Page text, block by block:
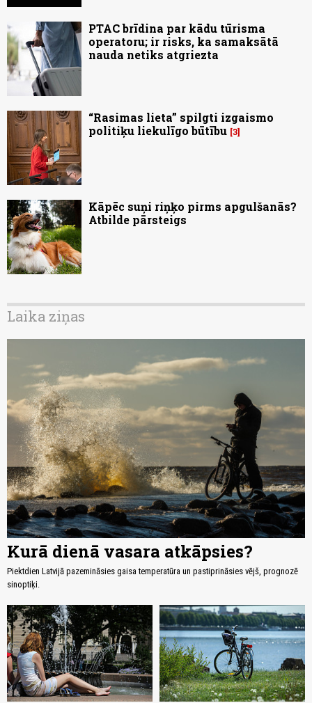
PTAC brīdina par kādu tūrisma
operatoru; ir risks, ka samaksātā
nauda netiks atgriezta
“Rasimas lieta” spilgti izgaismo
politiķu liekulīgo būtību 3
Kāpēc suņi riņķo pirms apgulšanās?
Atbilde pārsteigs
Laika ziņas
Kurā dienā vasara atkāpsies?
Piektdien Latvijā pazemināsies gaisa temperatūra un pastiprināsies vējš, prognozē
sinoptiķi.